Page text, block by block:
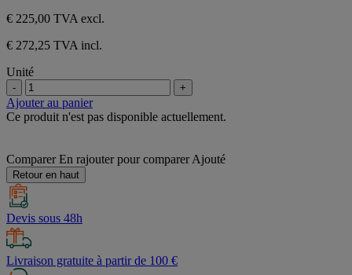
€ 225,00 TVA excl.
€ 272,25 TVA incl.
Unité
- +
Ajouter au panier
Ce produit n'est pas disponible actuellement.
Comparer En rajouter pour comparer Ajouté
Retour en haut
Devis sous 48h
Livraison gratuite à partir de 100 €